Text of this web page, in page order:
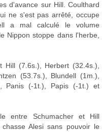
d'avance sur Hill. Coulthard
ne s'est pas arrêté, occupe
a mal calculé le volume
Nippon stoppe dans l'herbe,
Hill (7.6s.), Herbert (32.4s.),
(53.7s.), Blundell (1m.),
Panis (-1t.), Papis (-1t.) et
entre Schumacher et Hill
Alesi sans pouvoir le